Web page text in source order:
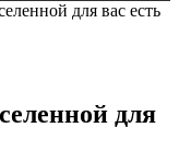
для вас есть
для